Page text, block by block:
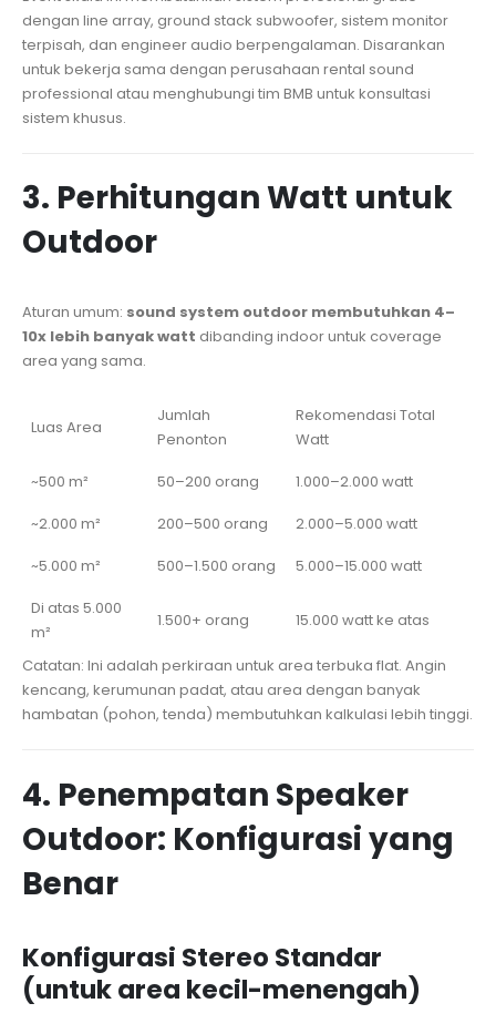
dengan line array, ground stack subwoofer, sistem monitor
terpisah, dan engineer audio berpengalaman. Disarankan
untuk bekerja sama dengan perusahaan rental sound
professional atau menghubungi tim BMB untuk konsultasi
sistem khusus.
3. Perhitungan Watt untuk
Outdoor
Aturan umum: sound system outdoor membutuhkan 4–
10x lebih banyak watt dibanding indoor untuk coverage
area yang sama.
Luas Area
Jumlah
Penonton
Rekomendasi Total
Watt
~500 m²
50–200 orang
1.000–2.000 watt
~2.000 m²
200–500 orang
2.000–5.000 watt
~5.000 m²
500–1.500 orang
5.000–15.000 watt
Di atas 5.000
m²
1.500+ orang 15.000 watt ke atas
Catatan: Ini adalah perkiraan untuk area terbuka flat. Angin
kencang, kerumunan padat, atau area dengan banyak
hambatan (pohon, tenda) membutuhkan kalkulasi lebih tinggi.
4. Penempatan Speaker
Outdoor: Konfigurasi yang
Benar
Konfigurasi Stereo Standar
(untuk area kecil-menengah)